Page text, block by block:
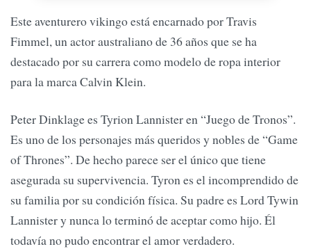
Este aventurero vikingo está encarnado por Travis
Fimmel, un actor australiano de 36 años que se ha
destacado por su carrera como modelo de ropa interior
para la marca Calvin Klein.
Peter Dinklage es Tyrion Lannister en “Juego de Tronos”.
Es uno de los personajes más queridos y nobles de “Game
of Thrones”. De hecho parece ser el único que tiene
asegurada su supervivencia. Tyron es el incomprendido de
su familia por su condición física. Su padre es Lord Tywin
Lannister y nunca lo terminó de aceptar como hijo. Él
todavía no pudo encontrar el amor verdadero.